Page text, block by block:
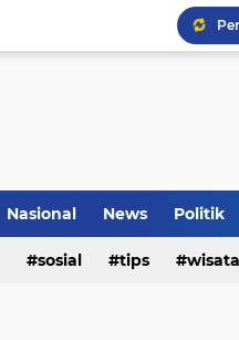
Nasional News Politik
sosial tips wisata